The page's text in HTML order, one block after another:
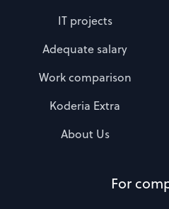
IT projects
Adequate salary
Work comparison
Koderia Extra
About Us
For